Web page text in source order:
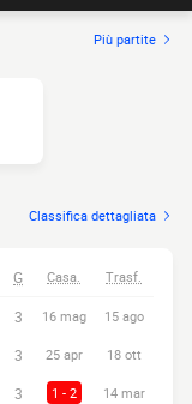
Più partite
Classifica dettagliata
G Casa. Trasf.
3 16 mag 15 ago
3 25 apr 18 ott
3 1 - 2 14 mar